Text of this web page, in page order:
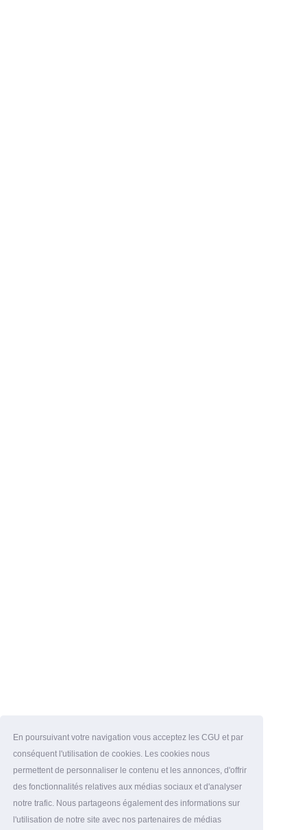
En poursuivant votre navigation vous acceptez les CGU et par
conséquent l'utilisation de cookies. Les cookies nous
permettent de personnaliser le contenu et les annonces, d'offrir
des fonctionnalités relatives aux médias sociaux et d'analyser
notre trafic. Nous partageons également des informations sur
l'utilisation de notre site avec nos partenaires de médias